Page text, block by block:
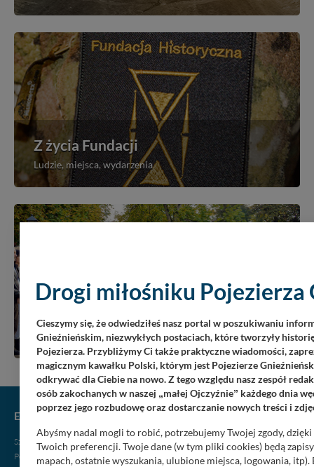
Z życia Fundacji
Ludzie, miejsca, wydarzenia
Wędrówki z historią
Wyprawy i odkrywanie niezwykłych miejsc
EKSPRESOWO S5
Szlak Piastowski
Powstanie Wielkopolskie
Drogi miłośniku Pojezierza
Cieszymy się, że odwiedziłeś nasz portal w poszukiwaniu
Gnieźnieńskim, niezwykłych postaciach, które tworzyły
Pojezierza. Przybliżymy Ci także praktyczne wiadomości,
magicznym kawałku Polski, którym jest Pojezierze
odkrywać dla Ciebie na nowo. Z tego względu nasz zespół
osób zakochanych w naszej „małej Ojczyźnie” każdego dnia
poprzez jego rozbudowę oraz dostarczanie nowych treści i
Abyśmy nadal mogli to robić, potrzebujemy Twojej zgody,
Twoich preferencji. Twoje dane (w tym pliki cookies) będą
mapach, ostatnie wyszukania, ulubione miejsca, logowania,